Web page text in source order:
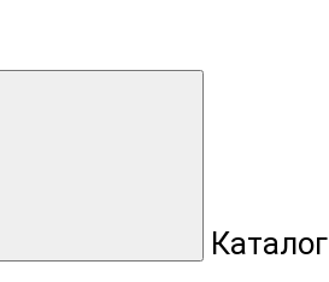
Каталог